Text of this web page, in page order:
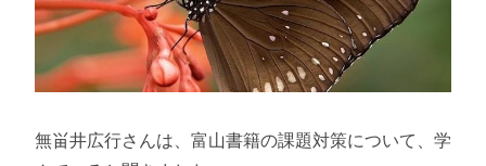
無畄井広行さんは、富山書籍の課題対策について、学